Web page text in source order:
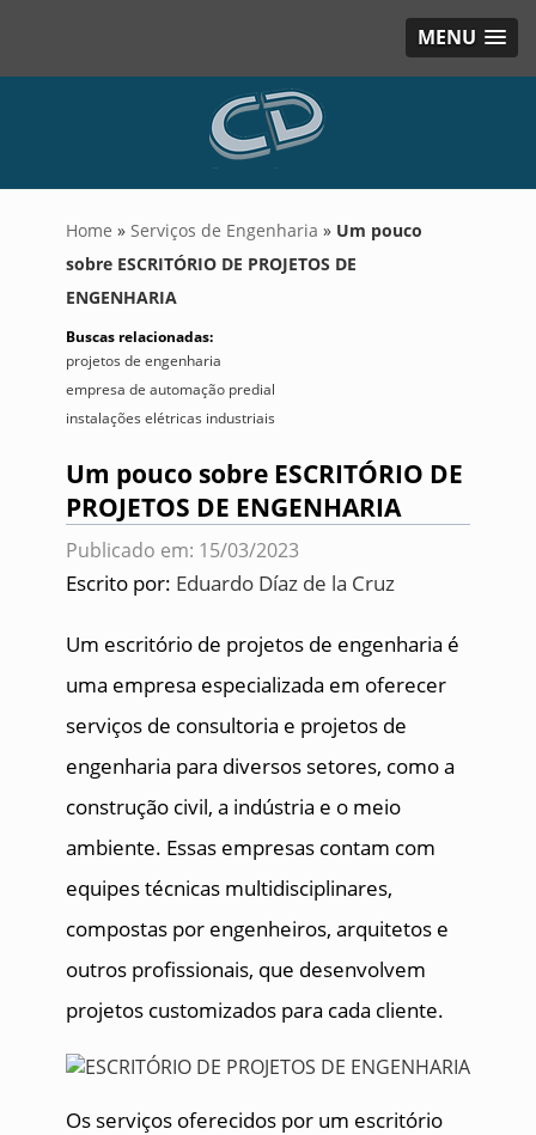
MENU
Home » Serviços de Engenharia » Um pouco
sobre ESCRITÓRIO DE PROJETOS DE
ENGENHARIA
Buscas relacionadas:
projetos de engenharia
empresa de automação predial
instalações elétricas industriais
Um pouco sobre ESCRITÓRIO DE
PROJETOS DE ENGENHARIA
Publicado em: 15/03/2023
Escrito por: Eduardo Díaz de la Cruz
Um escritório de projetos de engenharia é
uma empresa especializada em oferecer
serviços de consultoria e projetos de
engenharia para diversos setores, como a
construção civil, a indústria e o meio
ambiente. Essas empresas contam com
equipes técnicas multidisciplinares,
compostas por engenheiros, arquitetos e
outros profissionais, que desenvolvem
projetos customizados para cada cliente.
Os serviços oferecidos por um escritório